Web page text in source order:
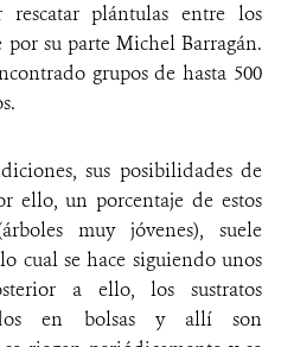
rescatar plántulas entre los
por su parte Michel Barragán.
grupos de hasta 500
sus posibilidades de
ello, un porcentaje de estos
muy jóvenes), suele
cual se hace siguiendo unos
a ello, los sustratos
en bolsas y allí son